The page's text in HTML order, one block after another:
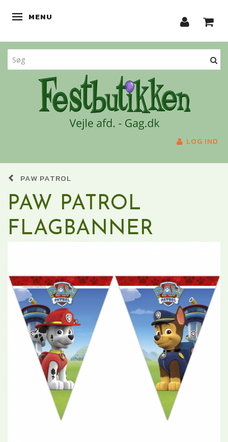
SKIFTE NAVIGATION
MENU
LOG IND
PAW PATROL
PAW PATROL
FLAGBANNER